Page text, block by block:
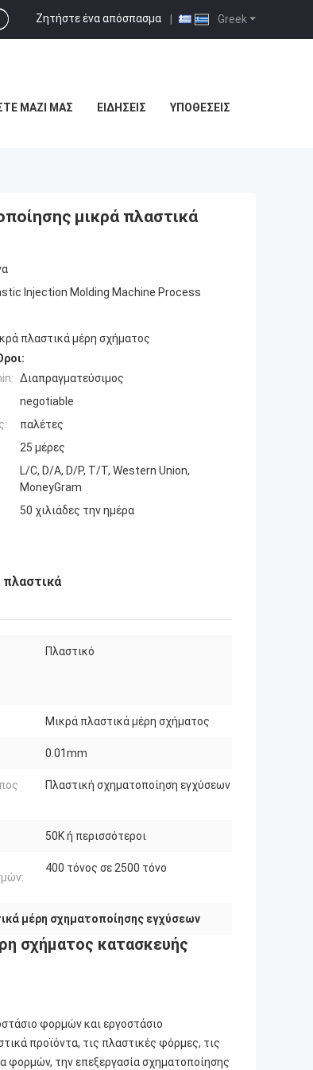
Greek
Ζητήστε ένα απόσπασμα |
ΜΑΖΊ ΜΑΣ ΕΙΔΉΣΕΙΣ ΥΠΟΘΈΣΕΙΣ
μικρά πλαστικά
Injection Molding Machine Process
πλαστικά μέρη σχήματος
Διαπραγματεύσιμος
negotiable
παλέτες
25 μέρες
L/C, D/A, D/P, T/T, Western Union,
MoneyGram
50 χιλιάδες την ημέρα
Πλαστικό
Μικρά πλαστικά μέρη σχήματος
0.01mm
Πλαστική σχηματοποίηση εγχύσεων
50K ή περισσότεροι
400 τόνος σε 2500 τόνο
μέρη σχηματοποίησης εγχύσεων
σχήματος κατασκευής
φορμών και εργοστάσιο
προϊόντα, τις πλαστικές φόρμες, τις
φορμών, την επεξεργασία σχηματοποίησης